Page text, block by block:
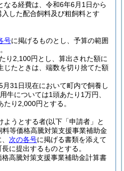
なる経費は、令和6年6月1日から
した配合飼料及び粗飼料とす
号に掲げるものとし、予算の範囲
り2,100円とし、算出された額に
じたときは、端数を切り捨てた額
31日現在において町内で飼養し
牛については1頭あたり1万円、
り2,000円とする。
ようとする者(以下「申請者」と
料等価格高騰対策支援事業補助金
次の各号に掲げる書類を添えて
に提出するものとする。
高騰対策支援事業補助金計算書